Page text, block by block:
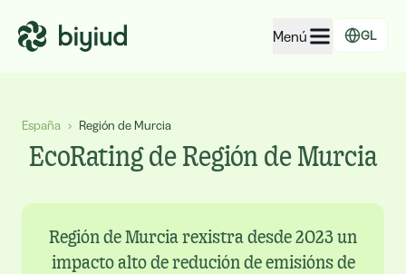
Menú
EcoRating de territorios
Para xente
Para administracións
Para empresas
GL
España › Región de Murcia
EcoRating de Región de Murcia
Región de Murcia rexistra desde 2023 un
impacto alto de redución de emisións de